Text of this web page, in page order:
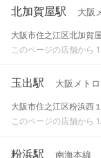
北加賀屋駅 大阪
大阪市住之江区北加賀
このページの店舗から
玉出駅 大阪メト
大阪市住之江区粉浜西
このページの店舗から
粉浜駅 南海本線